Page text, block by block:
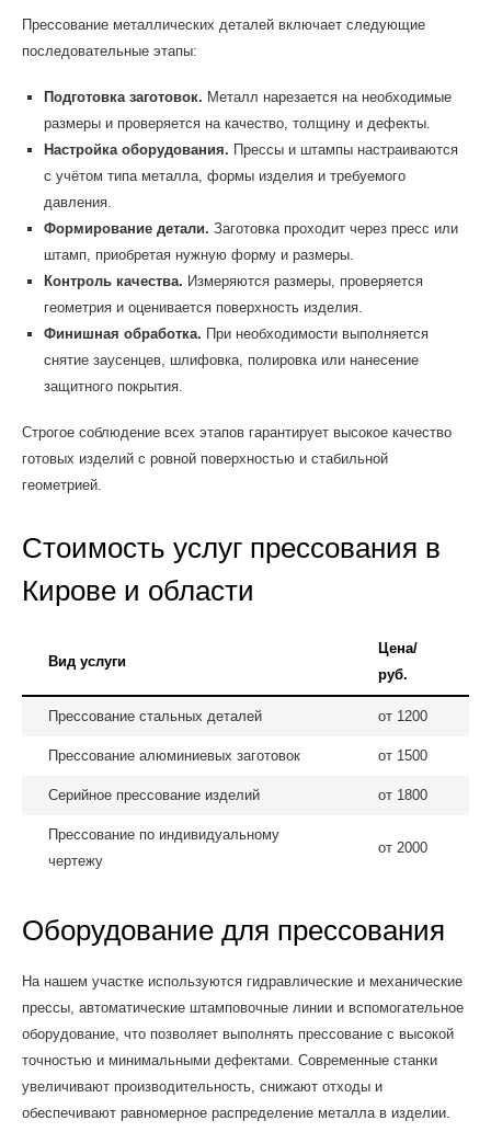
Прессование металлических деталей включает следующие
последовательные этапы:
Подготовка заготовок. Металл нарезается на необходимые
размеры и проверяется на качество, толщину и дефекты.
Настройка оборудования. Прессы и штампы настраиваются
с учётом типа металла, формы изделия и требуемого
давления.
Формирование детали. Заготовка проходит через пресс или
штамп, приобретая нужную форму и размеры.
Контроль качества. Измеряются размеры, проверяется
геометрия и оценивается поверхность изделия.
Финишная обработка. При необходимости выполняется
снятие заусенцев, шлифовка, полировка или нанесение
защитного покрытия.
Строгое соблюдение всех этапов гарантирует высокое качество
готовых изделий с ровной поверхностью и стабильной
геометрией.
Стоимость услуг прессования в
Кирове и области
Вид услуги
Цена/
руб.
Прессование стальных деталей от 1200
Прессование алюминиевых заготовок от 1500
Серийное прессование изделий от 1800
Прессование по индивидуальному
чертежу
от 2000
Оборудование для прессования
На нашем участке используются гидравлические и механические
прессы, автоматические штамповочные линии и вспомогательное
оборудование, что позволяет выполнять прессование с высокой
точностью и минимальными дефектами. Современные станки
увеличивают производительность, снижают отходы и
обеспечивают равномерное распределение металла в изделии.